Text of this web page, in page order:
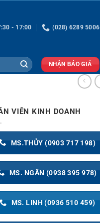
- 17:00 (028) 6289 5006
NHẬN BÁO GIÁ
VIÊN KINH DOANH
MS.THỦY (0903 717 198)
MS. NGÂN (0938 395 978)
MS. LINH (0936 510 459)